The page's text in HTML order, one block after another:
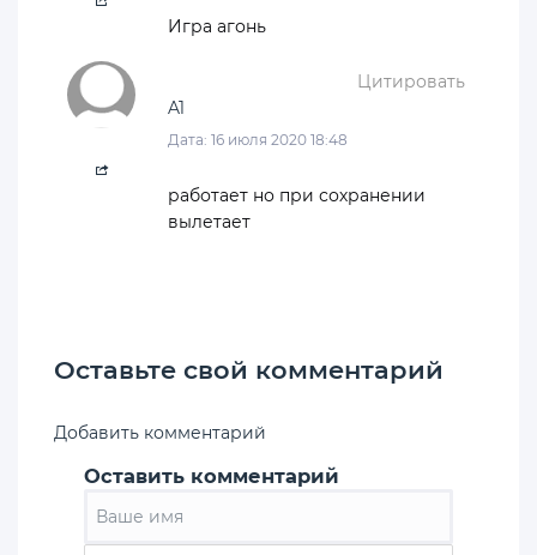
Игра агонь
Цитировать
A1
Дата: 16 июля 2020 18:48
работает но при сохранении
вылетает
Оставьте свой комментарий
Добавить комментарий
Оставить комментарий